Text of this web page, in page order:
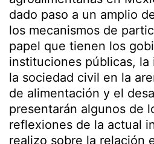
dado paso a un amplio
los mecanismos de
papel que tienen los
instituciones públicas,
la sociedad civil en la
de alimentación y el
presentarán algunos de
reflexiones de la actual
realizo sobre la relación